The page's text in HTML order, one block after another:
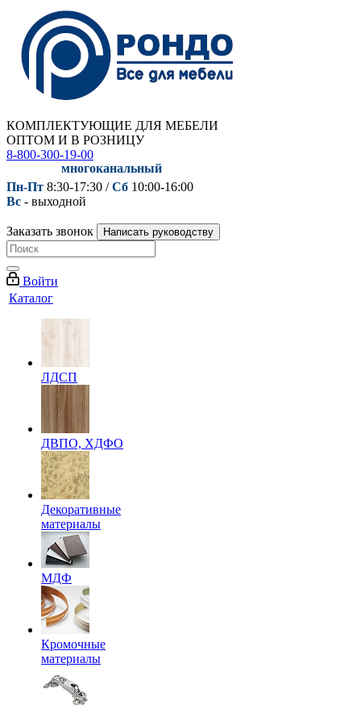
КОМПЛЕКТУЮЩИЕ ДЛЯ МЕБЕЛИ
ОПТОМ И В РОЗНИЦУ
8-800-300-19-00
многоканальный
Пн-Пт 8:30-17:30 /Сб 10:00-16:00
Вс - выходной
Заказать звонок Написать руководству
Войти
Каталог
ЛДСП
ДВПО, ХДФО
Декоративные
материалы
МДФ
Кромочные
материалы